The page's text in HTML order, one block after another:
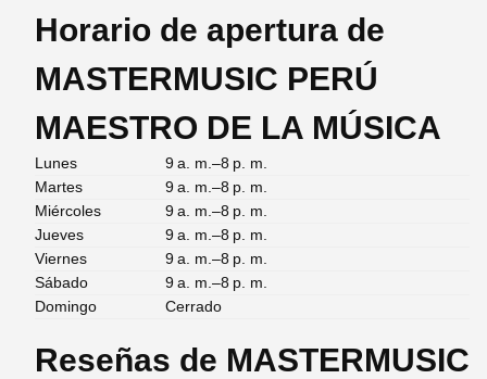
Horario de apertura de
MASTERMUSIC PERÚ
MAESTRO DE LA MÚSICA
Lunes
9 a. m.–8 p. m.
Martes
9 a. m.–8 p. m.
Miércoles
9 a. m.–8 p. m.
Jueves
9 a. m.–8 p. m.
Viernes
9 a. m.–8 p. m.
Sábado
9 a. m.–8 p. m.
Domingo
Cerrado
Reseñas de MASTERMUSIC